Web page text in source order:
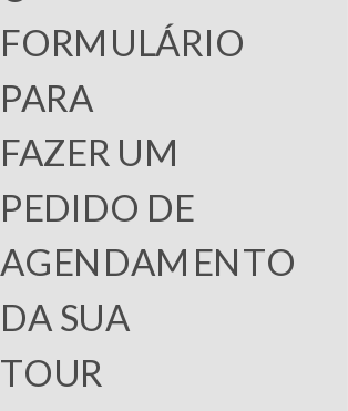
FORMULÁRIO
PARA
FAZER UM
PEDIDO DE
AGENDAMENTO
DA SUA
TOUR